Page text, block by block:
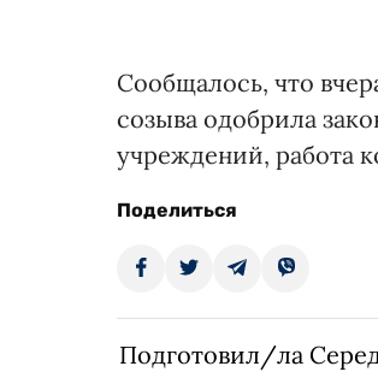
Сообщалось, что
созыва одобрила
учреждений, работа
Поделиться
Подготовил/ла